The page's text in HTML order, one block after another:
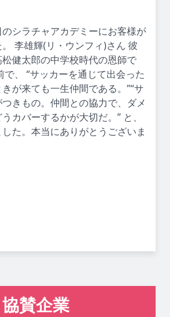
シラチャアカデミーにお客様が
李雄輝(リ・ウンフィ)さん 彼
健太郎の中学校時代の恩師で
、 “サッカーを通じて出会った
が来ても一生仲間である。”“サ
きもの。仲間との協力で、ダメ
カバーするかが大切だ。” と、
た。本当にありがとうございま
協賛企業